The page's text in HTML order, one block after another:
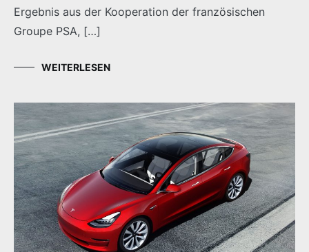
Ergebnis aus der Kooperation der französischen
Groupe PSA, […]
WEITERLESEN